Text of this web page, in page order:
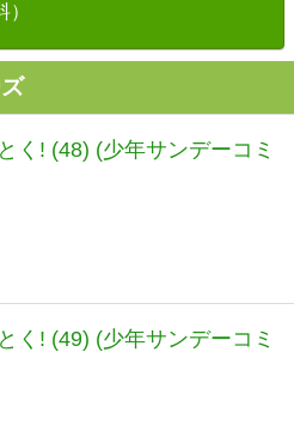
く! (48) (少年サンデーコミ
く! (49) (少年サンデーコミ